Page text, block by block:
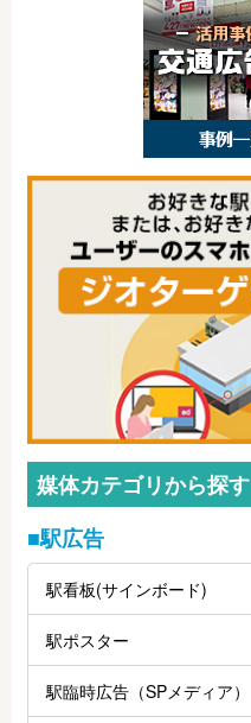
媒体カテゴリから探す
■駅広告
駅看板(サインボード)
駅ポスター
駅臨時広告（SPメディア）